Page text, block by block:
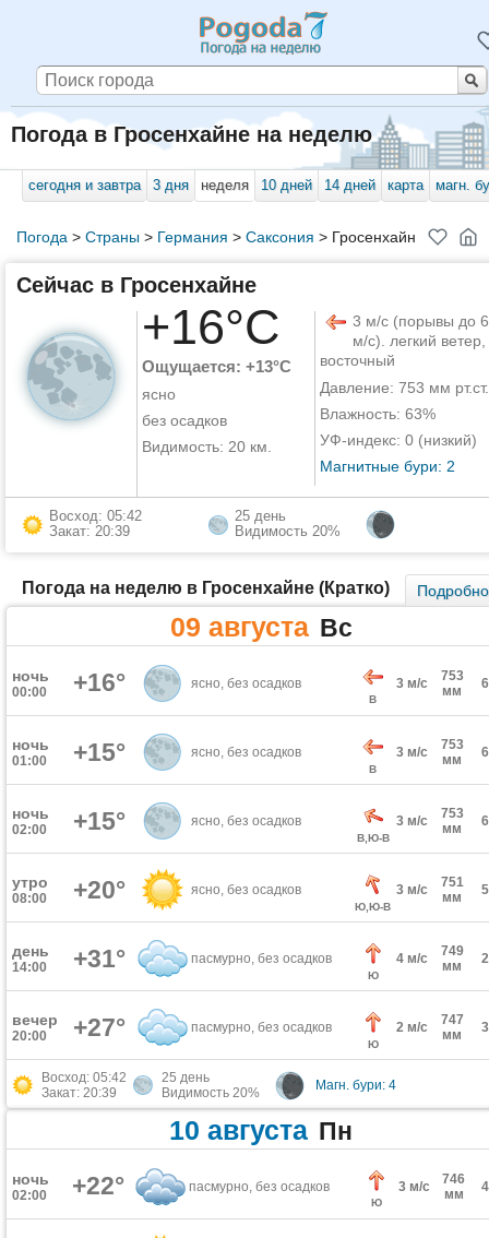
Погода в Гросенхайне на неделю
сегодня и завтра 3 дня неделя 10 дней 14 дней карта магн.
Погода > Страны> Германия > Саксония > Гросенхайн
Сейчас в Гросенхайне
+16°C
Ощущается: +13°C
ясно
без осадков
Видимость: 20 км.
3 м/с (порывы до 6
м/с). легкий ветер,
восточный
Давление: 753 мм рт.ст.
Влажность: 63%
УФ-индекс: 0 (низкий)
Магнитные бури: 2
Восход: 05:42
Закат: 20:39
25 день
Видимость 20%
Погода на неделю в Гросенхайне (Кратко) Подробно
09 августа Вс
ночь
00:00 +16° ясно, без осадков
В
3 м/с
753
мм
ночь
01:00 +15° ясно, без осадков
В
3 м/с
753
мм
ночь
02:00 +15° ясно, без осадков
В,Ю-В
3 м/с
753
мм
утро
08:00 +20° ясно, без осадков
Ю,Ю-В
3 м/с
751
мм
день
14:00 +31° пасмурно, без осадков
Ю
4 м/с
749
мм
вечер
20:00 +27° пасмурно, без осадков
Ю
2 м/с
747
мм
Восход: 05:42
Закат: 20:39
25 день
Видимость 20%
Магн. бури: 4
10 августа Пн
ночь
02:00 +22° пасмурно, без осадков
Ю
3 м/с
746
мм